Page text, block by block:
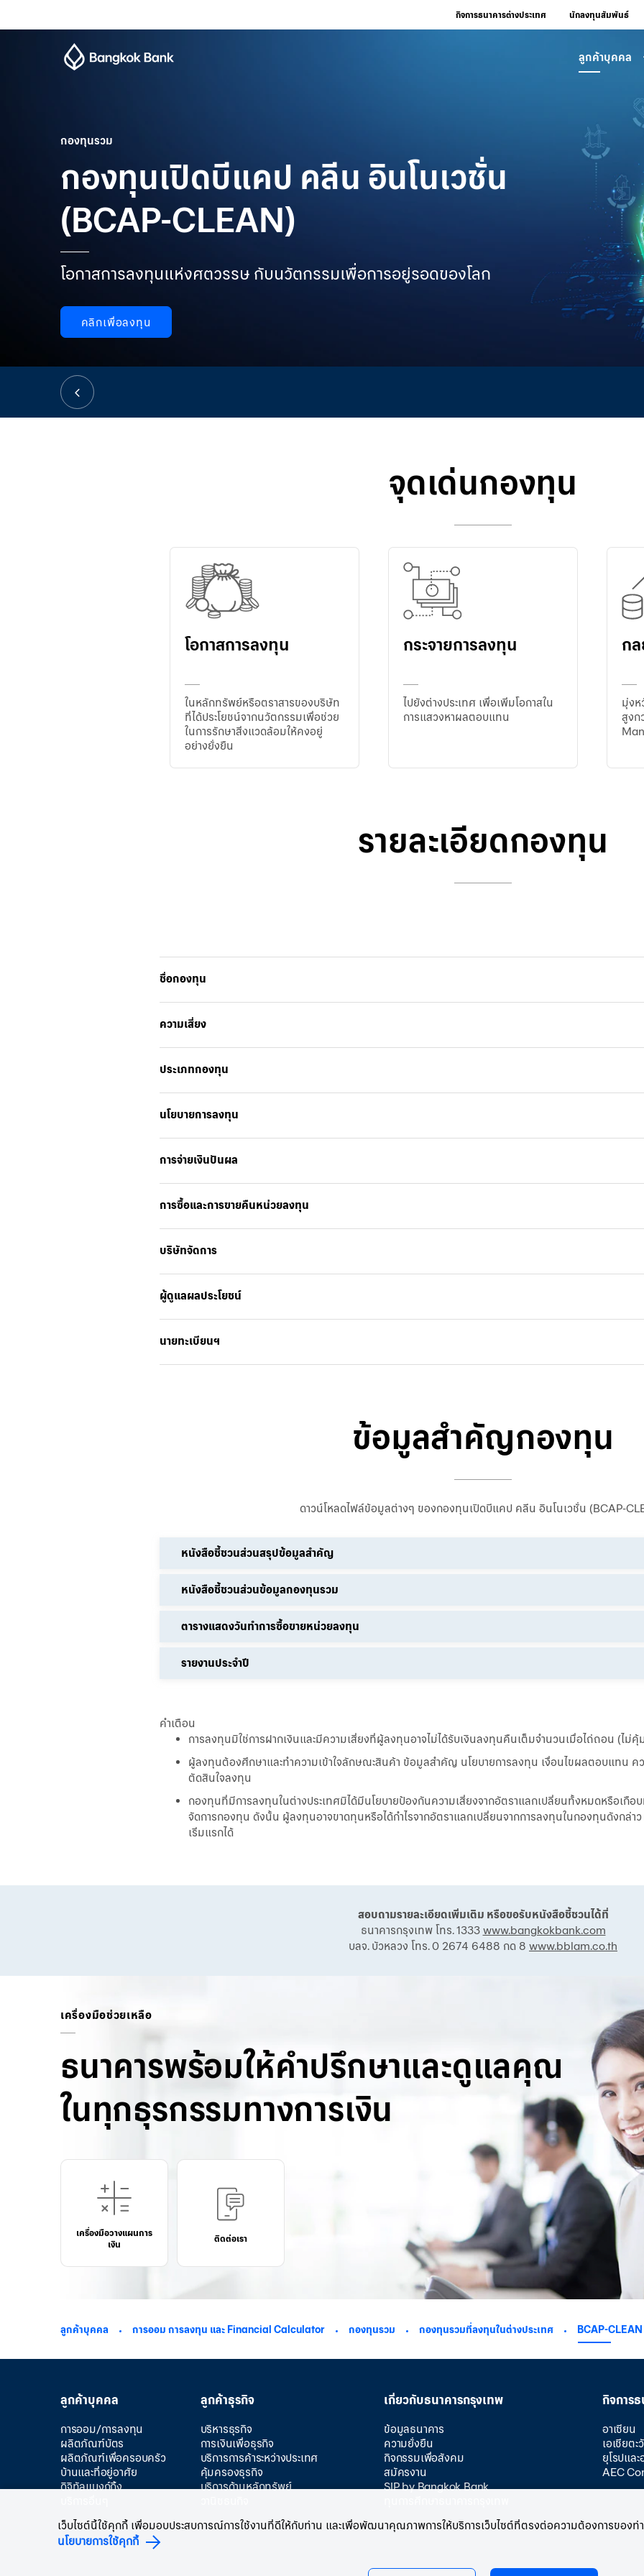
กิจการธนาคารต่างประเทศ นักลงทุนสัมพันธ์
ลูกค้าบุคคล
กองทุนรวม
กองทุนเปิดบีแคป คลีน อินโนเวชั่น
(BCAP-CLEAN)
โอกาสการลงทุนแห่งศตวรรษ กับนวัตกรรมเพื่อการอยู่รอดของโลก
คลิกเพื่อลงทุน
จุดเด่นกองทุน
โอกาสการลงทุน
ในหลักทรัพย์หรือตราสารของบริษัท
ที่ได้ประโยชน์จากนวัตกรรมเพื่อช่วย
ในการรักษาสิ่งแวดล้อมให้คงอยู่
อย่างยั่งยืน
กระจายการลงทุน
ไปยังต่างประเทศ เพื่อเพิ่มโอกาสใน
การแสวงหาผลตอบแทน
ก
มุ่งห
สูงก
รายละเอียดกองทุน
ชื่อกองทุน
ความเสี่ยง
ประเภทกองทุน
นโยบายการลงทุน
การจ่ายเงินปันผล
การซื้อและการขายคืนหน่วยลงทุน
บริษัทจัดการ
ผู้ดูแลผลประโยชน์
นายทะเบียนฯ
ข้อมูลสำคัญกองทุน
ดาวน์โหลดไฟล์ข้อมูลต่างๆ ของกองทุนเปิดบีแคป คลีน อินโนเวชั่น (BCAP-
หนังสือชี้ชวนส่วนสรุปข้อมูลสำคัญ
หนังสือชี้ชวนส่วนข้อมูลกองทุนรวม
ตารางแสดงวันทำการซื้อขายหน่วยลงทุน
รายงานประจำปี
คำเตือน
การลงทุนมิใช่การฝากเงินและมีความเสี่ยงที่ผู้ลงทุนอาจไม่ได้รับเงินลงทุนคืนเต็มจำนวนเมื่อไถ่ถอน (ไม่
ผู้ลงทุนต้องศึกษาและทำความเข้าใจลักษณะสินค้า ข้อมูลสำคัญ นโยบายการลงทุน เงื่อนไขผลตอบแทน คว
ตัดสินใจลงทุน
กองทุนที่มีการลงทุนในต่างประเทศมิได้มีนโยบายป้องกันความเสี่ยงจากอัตราแลกเปลี่ยนทั้งหมดหรือเกื
จัดการกองทุน ดังนั้น ผู้ลงทุนอาจขาดทุนหรือได้กำไรจากอัตราแลกเปลี่ยนจากการลงทุนในกองทุนดังกล่า
เริ่มแรกได้
สอบถามรายละเอียดเพิ่มเติม หรือขอรับหนังสือชี้ชวนได้ที่
ธนาคารกรุงเทพ โทร. 1333 www.bangkokbank.com
บลจ. บัวหลวง โทร. 0 2674 6488 กด 8 www.bblam.co.th
เครื่องมือช่วยเหลือ
ธนาคารพร้อมให้คำปรึกษาและดูแลคุณ
ในทุกธุรกรรมทางการเงิน
เครื่องมือวางแผนการ
เงิน
ติดต่อเรา
ลูกค้าบุคคล การออม การลงทุน และ Financial Calculator กองทุนรวม กองทุนรวมที่ลงทุนในต่างประเทศ BCAP-CLEAN
ลูกค้าบุคคล
การออม/การลงทุน
ผลิตภัณฑ์บัตร
ผลิตภัณฑ์เพื่อครอบครัว
บ้านและที่อยู่อาศัย
ดิจิทัลแบงก์กิ้ง
ลูกค้าธุรกิจ
บริหารธุรกิจ
การเงินเพื่อธุรกิจ
บริการการค้าระหว่างประเทศ
คุ้มครองธุรกิจ
บริการด้านหลักทรัพย์
เกี่ยวกับธนาคารกรุงเทพ
ข้อมูลธนาคาร
ความยั่งยืน
กิจกรรมเพื่อสังคม
สมัครงาน
SIP by Bangkok Bank
กิจการธ
อาเซียน
เอเชียต
ยุโรปแล
AEC
เว็บไซต์นี้ใช้คุกกี้ เพื่อมอบประสบการณ์การใช้งานที่ดีให้กับท่าน และเพื่อพัฒนาคุณภาพการให้บริการเว็บไซต์ที่ตรงต่อความต้องการของท่
นโยบายการใช้คุกกี้